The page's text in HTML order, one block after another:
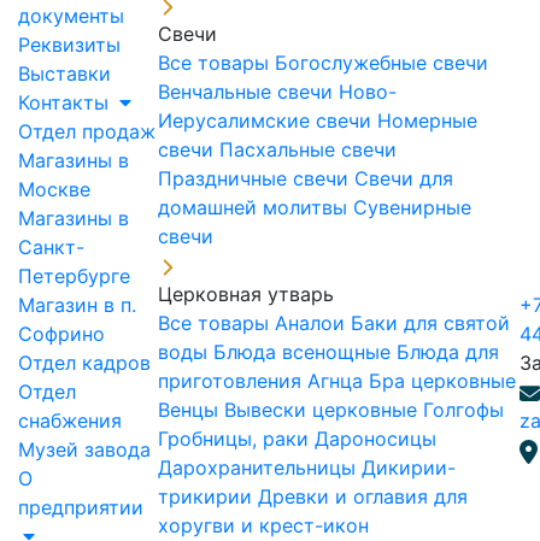
документы
Реквизиты
Выставки
Контакты
Отдел продаж
Магазины в
Москве
Магазины в
Санкт-
Петербурге
Магазин в п.
Софрино
Отдел кадров
Отдел
снабжения
Музей завода
О
предприятии
Свечи
Все товары Богослужебные свечи
Венчальные свечи Ново-
Иерусалимские свечи Номерные
свечи Пасхальные свечи
Праздничные свечи Свечи для
домашней молитвы Сувенирные
свечи
Церковная утварь
Все товары Аналои Баки для святой
воды Блюда всенощные Блюда для
приготовления Агнца Бра церковные
Венцы Вывески церковные Голгофы
Гробницы, раки Дароносицы
Дарохранительницы Дикирии-
трикирии Древки и оглавия для
хоругви и крест-икон